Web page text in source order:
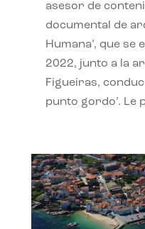
asesor de
documental de
Humana’, que se
2022, junto a la
Figueiras,
punto gordo’. Le